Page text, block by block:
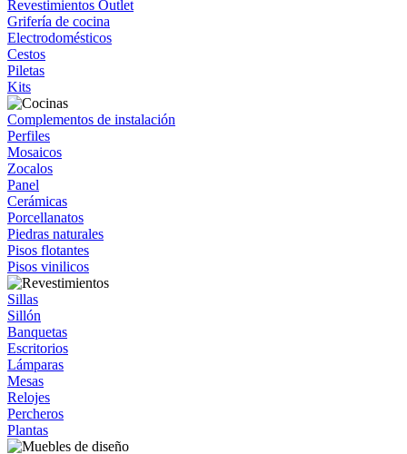
Revestimientos Outlet
Grifería de cocina
Electrodomésticos
Cestos
Piletas
Kits
Complementos de instalación
Perfiles
Mosaicos
Zocalos
Panel
Cerámicas
Porcellanatos
Piedras naturales
Pisos flotantes
Pisos vinilicos
Sillas
Sillón
Banquetas
Escritorios
Lámparas
Mesas
Relojes
Percheros
Plantas